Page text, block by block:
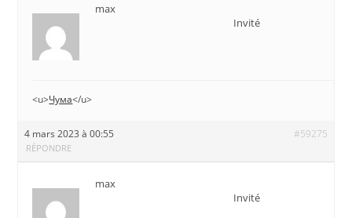
max
Invité
<u>Чума</u>
4 mars 2023 à 00:55 #59275
RÉPONDRE
max
Invité